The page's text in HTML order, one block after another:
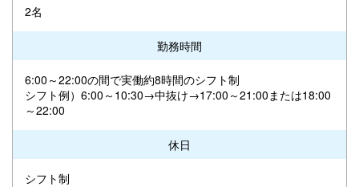
2名
勤務時間
6:00～22:00の間で実働約8時間のシフト制
シフト例）6:00～10:30→中抜け→17:00～21:00または18:00
～22:00
休日
シフト制